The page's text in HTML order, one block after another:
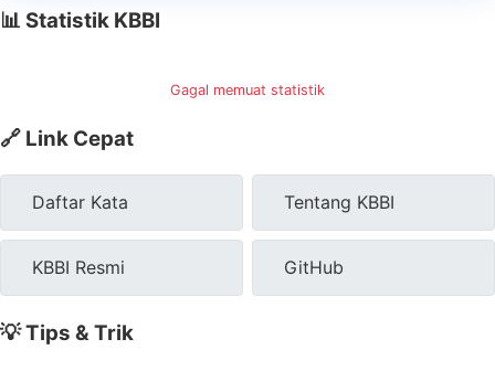
📊 Statistik KBBI
Gagal memuat statistik
🔗 Link Cepat
Daftar Kata Tentang KBBI
KBBI Resmi GitHub
💡 Tips & Trik